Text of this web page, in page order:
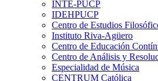
INTE-PUCP
IDEHPUCP
Centro de Estudios
Instituto Riva-Agüero
Centro de Educación
Centro de Análisis y
Especialidad de Música
CENTRUM Católica